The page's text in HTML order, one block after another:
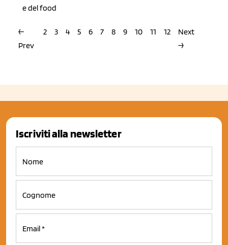
e del food
←
Prev
2 3 4 5 6 7 8 9 10 11 12
Next
→
Iscriviti alla newsletter